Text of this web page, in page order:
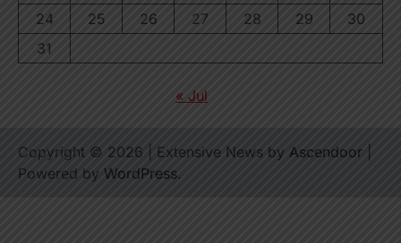
24
25 26 27 28 29
30
31
« Jul
Copyright © 2026 | Extensive News by Ascendoor
Powered by WordPress.